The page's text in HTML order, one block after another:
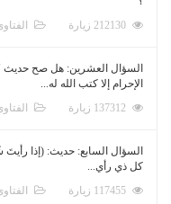
السؤال العشرين: هل صح حديث "
الإحرام إلا كتب الله له...
السؤال السابع: حديث: (إذا رأيتَ
كل ذي رأي...